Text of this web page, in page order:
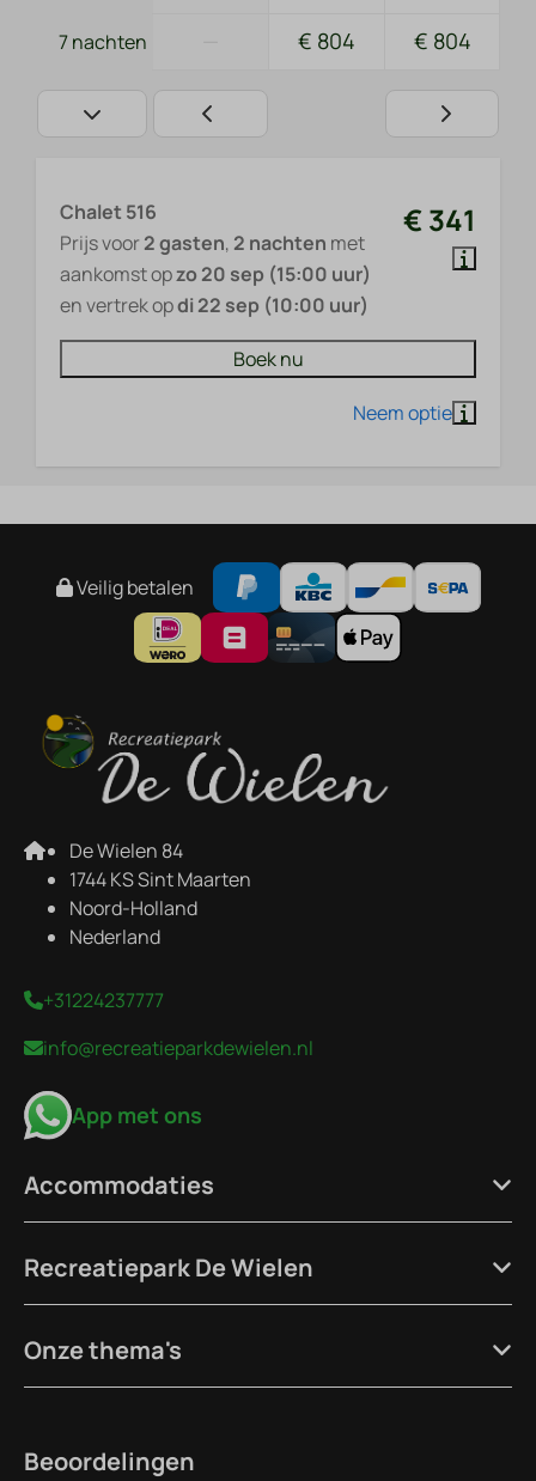
7 nachten € 804 € 804
€ 341
Chalet 516
Prijs voor2 gasten, 2 nachten met
aankomst opzo 20 sep (15:00 uur)
en vertrek opdi 22 sep (10:00 uur)
Boek nu
Veilig betalen
De Wielen 84
1744 KS Sint Maarten
Noord-Holland
Nederland
+31224237777
info@recreatieparkdewielen.nl
App met ons
Accommodaties
Recreatiepark De Wielen
Onze thema's
Beoordelingen